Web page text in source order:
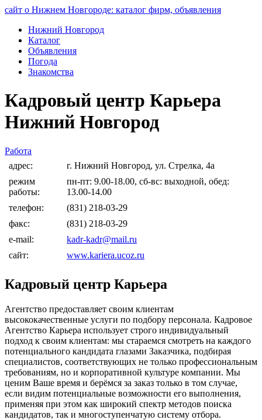
сайт о Нижнем Новгороде: каталог фирм, объявления
Нижний Новгород
Каталог
Объявления
Погода
Знакомства
Кадровый центр Карьера
Нижний Новгород
Работа
адрес:
г. Нижний Новгород, ул. Стрелка, 4а
режим
работы:
пн-пт: 9.00-18.00, сб-вс: выходной, обед:
13.00-14.00
телефон:
(831) 218-03-29
факс:
(831) 218-03-29
e-mail:
kadr-kadr@mail.ru
сайт:
www.kariera.ucoz.ru
Кадровый центр Карьера
Агентство предоставляет своим клиентам
высококачественные услуги по подбору персонала. Кадровое
Агентство Карьера использует строго индивидуальный
подход к своим клиентам: мы стараемся смотреть на каждого
потенциального кандидата глазами Заказчика, подбирая
специалистов, соответствующих не только профессиональным
требованиям, но и корпоративной культуре компании. Мы
ценим Ваше время и берёмся за заказ только в том случае,
если видим потенциальные возможности его выполнения,
применяя при этом как широкий спектр методов поиска
кандидатов, так и многоступенчатую систему отбора.